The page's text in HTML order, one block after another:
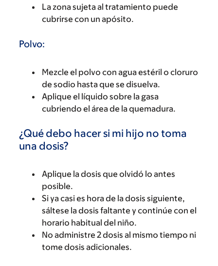
La zona sujeta al tratamiento puede
cubrirse con un apósito.
Polvo:
Mezcle el polvo con agua estéril o cloruro
de sodio hasta que se disuelva.
Aplique el líquido sobre la gasa
cubriendo el área de la quemadura.
¿Qué debo hacer si mi hijo no toma
una dosis?
Aplique la dosis que olvidó lo antes
posible.
Si ya casi es hora de la dosis siguiente,
sáltese la dosis faltante y continúe con el
horario habitual del niño.
No administre 2 dosis al mismo tiempo ni
tome dosis adicionales.